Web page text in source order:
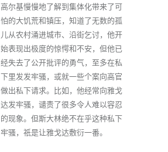
高尔基慢慢地了解到集体化带来了可
怕的大饥荒和镇压，知道了无数的孤
儿从农村涌进城市、沿街乞讨，他开
始表现出极度的惊愕和不安，但他已
经失去了公开批评的勇气，至多在私
下里发发牢骚，或就一些个案向高官
做出私下请求。比如，他经常向雅戈
达发牢骚，谴责了很多令人难以容忍
的现象。但斯大林绝不在乎这种私下
牢骚，祇是让雅戈达敷衍一番。